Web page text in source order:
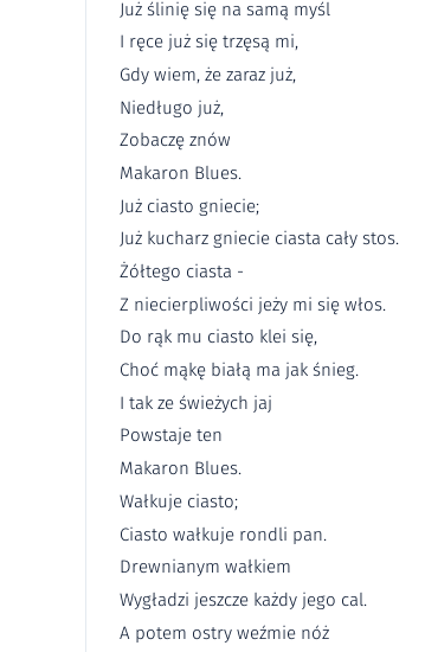
Już ślinię się na samą myśl
I ręce już się trzęsą mi,
Gdy wiem, że zaraz już,
Niedługo już,
Zobaczę znów
Makaron Blues.
Już ciasto gniecie;
Już kucharz gniecie ciasta cały stos.
Żółtego ciasta -
Z niecierpliwości jeży mi się włos.
Do rąk mu ciasto klei się,
Choć mąkę białą ma jak śnieg.
I tak ze świeżych jaj
Powstaje ten
Makaron Blues.
Wałkuje ciasto;
Ciasto wałkuje rondli pan.
Drewnianym wałkiem
Wygładzi jeszcze każdy jego cal.
A potem ostry weźmie nóż